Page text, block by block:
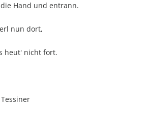
Hand und entrann.
nun dort,
heut' nicht fort.
der Tessiner
Keller